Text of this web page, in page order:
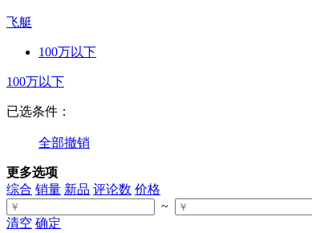
飞艇
100万以下
100万以下
已选条件：
全部撤销
更多选项
综合 销量 新品 评论数 价格
~
清空 确定